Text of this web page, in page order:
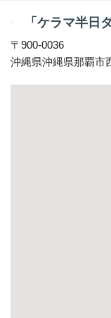
「ケラマ半日
〒900-0036
沖縄県沖縄県那覇市